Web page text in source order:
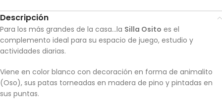
Descripción
Para los más grandes de la casa…la Silla Osito es el
complemento ideal para su espacio de juego, estudio y
actividades diarias.
Viene en color blanco con decoración en forma de animalito
(Oso), sus patas torneadas en madera de pino y pintadas en
sus puntas.